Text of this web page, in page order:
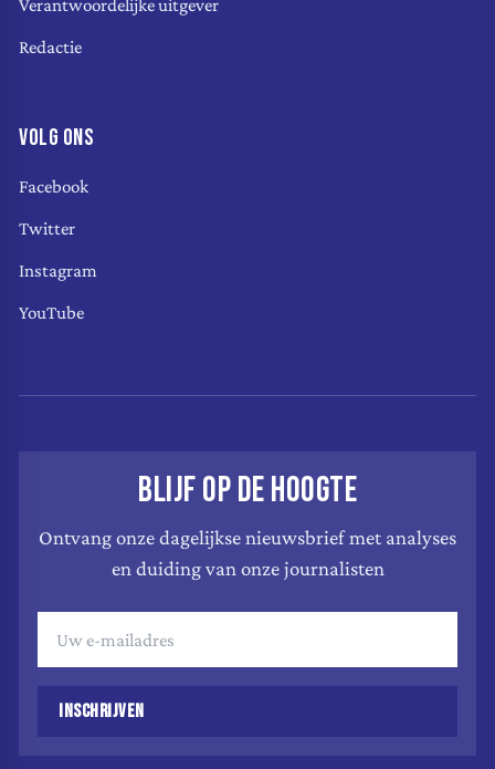
Verantwoordelijke uitgever
Redactie
VOLG ONS
Facebook
Twitter
Instagram
YouTube
BLIJF OP DE HOOGTE
Ontvang onze dagelijkse nieuwsbrief met analyses
en duiding van onze journalisten
INSCHRIJVEN